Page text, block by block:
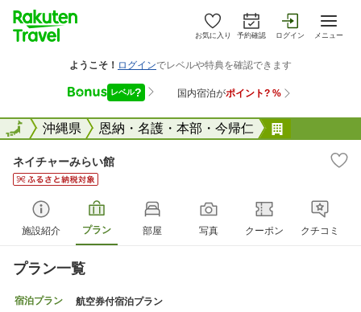
お気に入り 予約確認 ログイン メニュー
全国沖縄県 恩納・名護・本部・今帰仁
全国
ネイチャーみらい館
施設紹介 プラン 部屋 写真 クーポン クチコミ
プラン一覧
宿泊プラン 航空券付宿泊プラン